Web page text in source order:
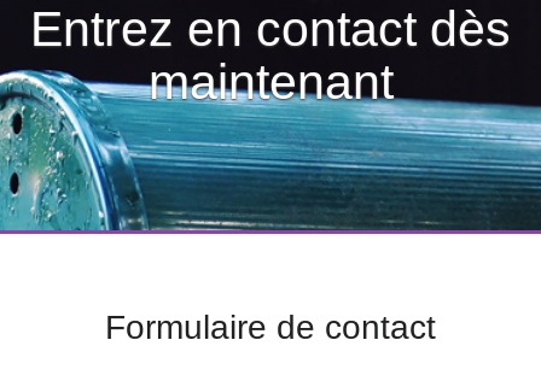
Entrez en contact dès
maintenant
Formulaire de contact